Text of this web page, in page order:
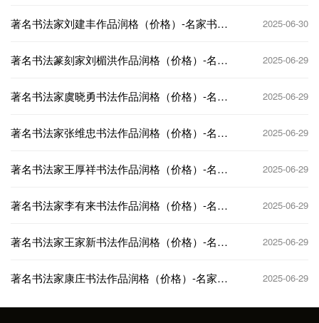
著名书法家刘建丰‌作品润格（价格）-名家书画
2025-06-30
著名书法篆刻家刘楣洪作品润格（价格）-名家
2025-06-29
著名书法家虞晓勇书法作品润格（价格）-名家
2025-06-29
著名书法家张维忠书法作品润格（价格）-名家
2025-06-29
著名书法家王厚祥书法作品润格（价格）-名家
2025-06-29
著名书法家李有来书法作品润格（价格）-名家
2025-06-29
著名书法家王家新书法作品润格（价格）-名家
2025-06-29
著名书法家康庄书法作品润格（价格）-名家书
2025-06-29